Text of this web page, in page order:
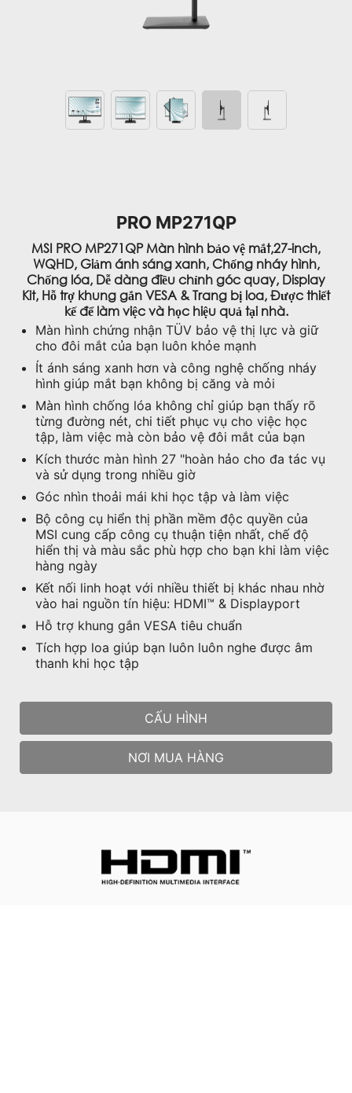
PRO MP271QP
MSI PRO MP271QP Màn hình bảo vệ mắt,27-inch,
WQHD, Giảm ánh sáng xanh, Chống nháy hình,
Chống lóa, Dễ dàng điều chỉnh góc quay, Display
Kit, Hỗ trợ khung gắn VESA & Trang bị loa, Được thiết
kế để làm việc và học hiệu quả tại nhà.
Màn hình chứng nhận TÜV bảo vệ thị lực và giữ
cho đôi mắt của bạn luôn khỏe mạnh
Ít ánh sáng xanh hơn và công nghệ chống nháy
hình giúp mắt bạn không bị căng và mỏi
Màn hình chống lóa không chỉ giúp bạn thấy rõ
từng đường nét, chi tiết phục vụ cho việc học
tập, làm việc mà còn bảo vệ đôi mắt của bạn
Kích thước màn hình 27 "hoàn hảo cho đa tác vụ
và sử dụng trong nhiều giờ
Góc nhìn thoải mái khi học tập và làm việc
Bộ công cụ hiển thị phần mềm độc quyền của
MSI cung cấp công cụ thuận tiện nhất, chế độ
hiển thị và màu sắc phù hợp cho bạn khi làm việc
hàng ngày
Kết nối linh hoạt với nhiều thiết bị khác nhau nhờ
vào hai nguồn tín hiệu: HDMI™ & Displayport
Hỗ trợ khung gắn VESA tiêu chuẩn
Tích hợp loa giúp bạn luôn luôn nghe được âm
thanh khi học tập
CẤU HÌNH
NƠI MUA HÀNG